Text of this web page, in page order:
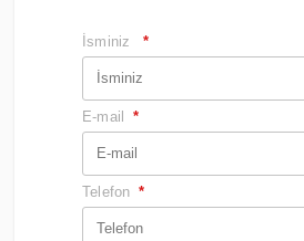
İsminiz *
E-mail *
Telefon *